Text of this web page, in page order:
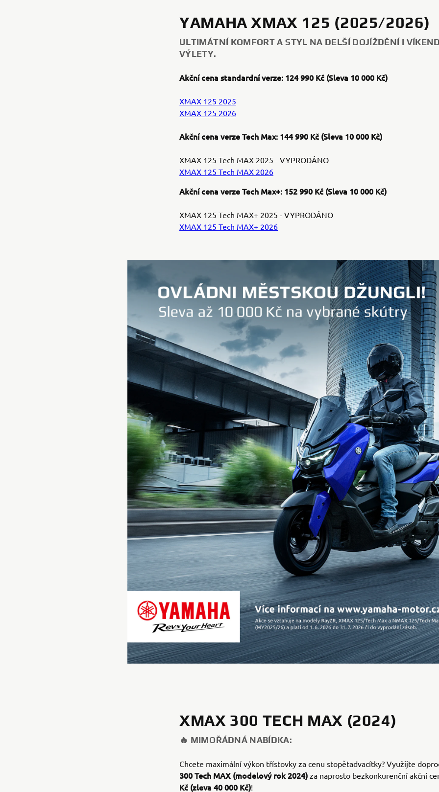
YAMAHA XMAX 125 (2025/2026)
ULTIMÁTNÍ KOMFORT A STYL NA DELŠÍ DOJÍŽDĚNÍ I
VÝLETY.
Akční cena standardní verze: 124 990 Kč (Sleva 10 000 Kč)
XMAX 125 2025
XMAX 125 2026
Akční cena verze Tech Max: 144 990 Kč (Sleva 10 000 Kč)
XMAX 125 Tech MAX 2025 - VYPRODÁNO
XMAX 125 Tech MAX 2026
Akční cena verze Tech Max+: 152 990 Kč (Sleva 10 000 Kč)
XMAX 125 Tech MAX+ 2025 - VYPRODÁNO
XMAX 125 Tech MAX+ 2026
XMAX 300 TECH MAX (2024)
🔥 MIMOŘÁDNÁ NABÍDKA:
Chcete maximální výkon třístovky za cenu stopětadvacítky? Využijte
300 Tech MAX (modelový rok 2024) za naprosto bezkonkurenční akční
Kč (zleva 40 000 Kč)!